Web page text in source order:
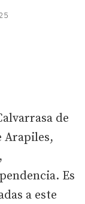
de
Arapiles,
Es
a este